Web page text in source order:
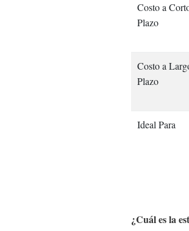
Costo a
Plazo
Costo a
Plazo
Ideal Para
¿Cuál es la